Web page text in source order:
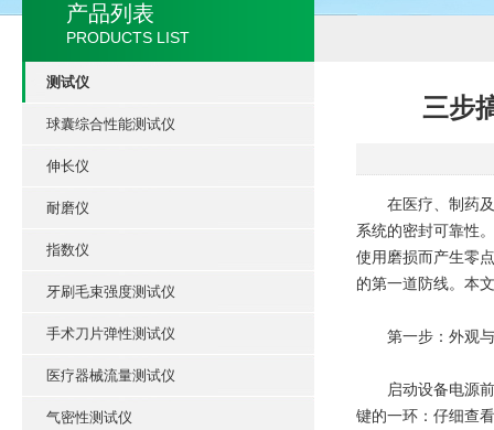
产品列表
PRODUCTS LIST
测试仪
球囊综合性能测试仪
伸长仪
耐磨仪
指数仪
牙刷毛束强度测试仪
手术刀片弹性测试仪
医疗器械流量测试仪
气密性测试仪
三步
在医疗、制药及
系统的密封可靠性
使用磨损而产生零
的第一道防线。本
第一步：外观与
启动设备电源前
键的一环：仔细查